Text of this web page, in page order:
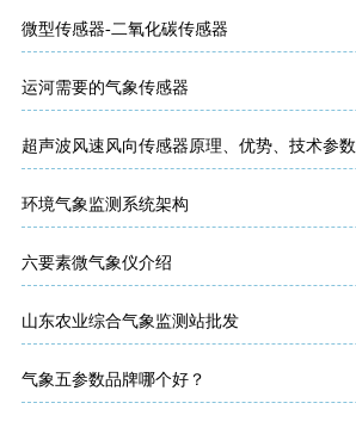
微型传感器-二氧化碳传感器
运河需要的气象传感器
超声波风速风向传感器原理、优势、技术参数
环境气象监测系统架构
六要素微气象仪介绍
山东农业综合气象监测站批发
气象五参数品牌哪个好？